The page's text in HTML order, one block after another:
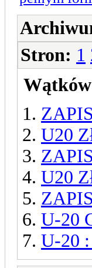
Stron: 1
Wątków
U20
U20
U-20
U-20